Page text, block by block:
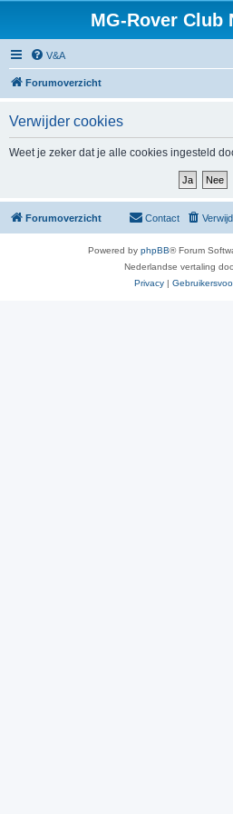
MG-Rover Club
V&A
Forumoverzicht
Verwijder cookies
Weet je zeker dat je alle cookies ingesteld
Forumoverzicht Contact
Powered by phpBB® Forum
Nederlandse vertaling
Privacy |